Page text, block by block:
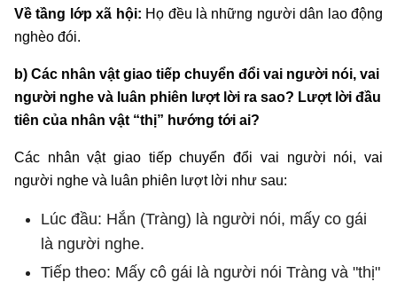
Về tầng lớp xã hội: Họ đều là những người dân lao động
nghèo đói.
b) Các nhân vật giao tiếp chuyển đổi vai người nói, vai
người nghe và luân phiên lượt lời ra sao? Lượt lời đầu
tiên của nhân vật “thị” hướng tới ai?
Các nhân vật giao tiếp chuyển đổi vai người nói, vai
người nghe và luân phiên lượt lời như sau:
Lúc đầu: Hắn (Tràng) là người nói, mấy co gái
là người nghe.
Tiếp theo: Mấy cô gái là người nói Tràng và "thị"